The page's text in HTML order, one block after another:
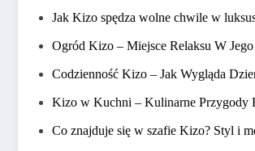
Jak Kizo spędza wolne chwile w
Ogród Kizo – Miejsce Relaksu W
Codzienność Kizo – Jak Wygląda
Kizo w Kuchni – Kulinarne Przygody
Co znajduje się w szafie Kizo? Styl i